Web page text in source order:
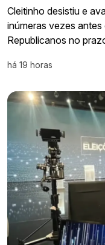
Cleitinho desistiu e
inúmeras vezes
Republicanos no
há 19 horas